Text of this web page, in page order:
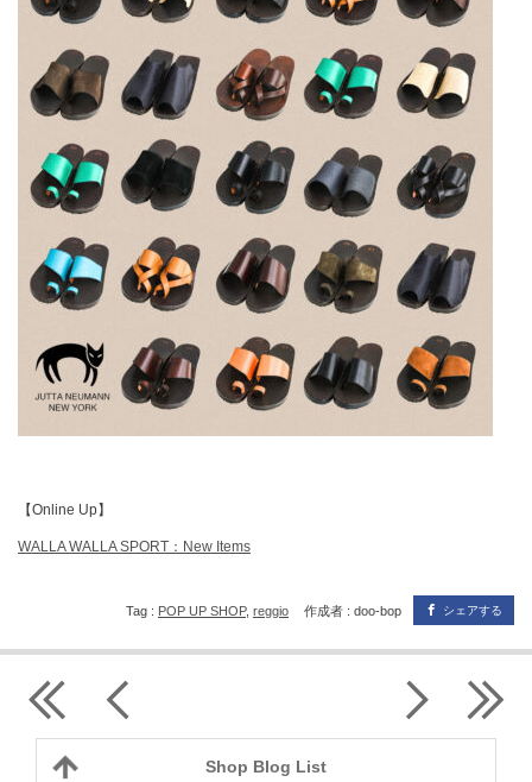
【Online Up】
WALLA WALLA SPORT：New Items
シェアする
Tag : POP UP SHOP, reggio 作成者 : doo-bop
Shop Blog List